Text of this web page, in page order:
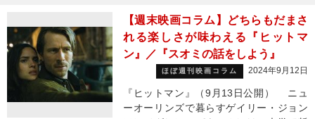
【週末映画コラム】どちらもだまさ
れる楽しさが味わえる『ヒットマ
ン』／『スオミの話をしよう』
ほぼ週刊映画コラム 2024年9月12日
『ヒットマン』（9月13日公開） ニュ
ーオーリンズで暮らすゲイリー・ジョン